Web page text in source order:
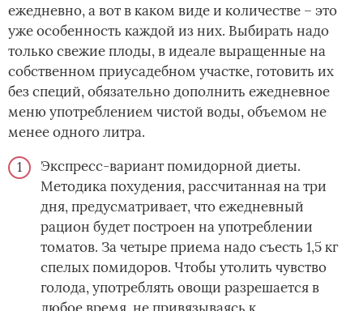
ежедневно, а вот в каком виде и количестве – это
уже особенность каждой из них. Выбирать надо
только свежие плоды, в идеале выращенные на
собственном приусадебном участке, готовить их
без специй, обязательно дополнить ежедневное
меню употреблением чистой воды, объемом не
менее одного литра.
Экспресс-вариант помидорной диеты.
Методика похудения, рассчитанная на три
дня, предусматривает, что ежедневный
рацион будет построен на употреблении
томатов. За четыре приема надо съесть 1,5 кг
спелых помидоров. Чтобы утолить чувство
голода, употреблять овощи разрешается в